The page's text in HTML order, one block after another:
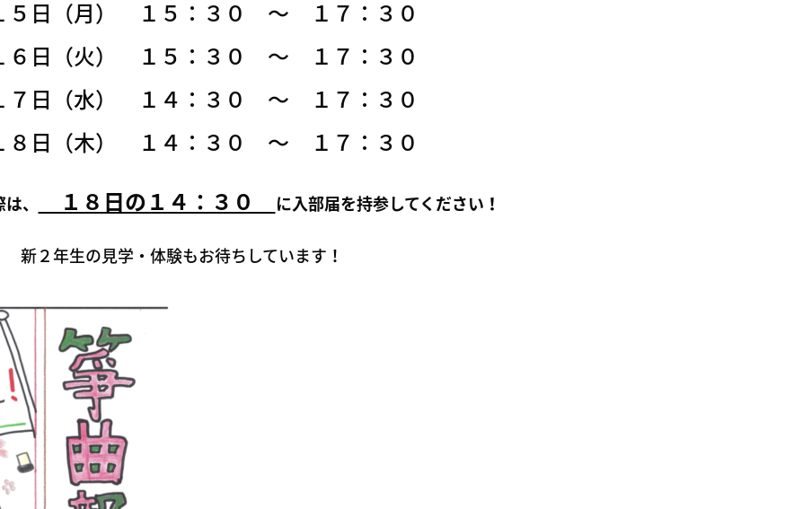
５日（月） １５：３０ 〜 １７：３０
６日（火） １５：３０ 〜 １７：３０
７日（水） １４：３０ 〜 １７：３０
８日（木） １４：３０ 〜 １７：３０
、 １８日の１４：３０ に入部届を持参してください！
新２年生の見学・体験もお待ちしています！